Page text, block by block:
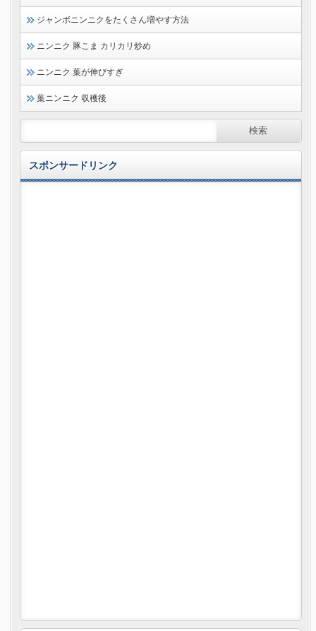
ジャンボニンニクをたくさん増やす方法
ニンニク 豚こま カリカリ炒め
ニンニク 葉が伸びすぎ
葉ニンニク 収穫後
スポンサードリンク